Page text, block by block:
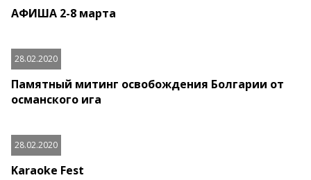
АФИША 2-8 марта
28.02.2020
Памятный митинг освобождения Болгарии от
османского ига
28.02.2020
Karaoke Fest